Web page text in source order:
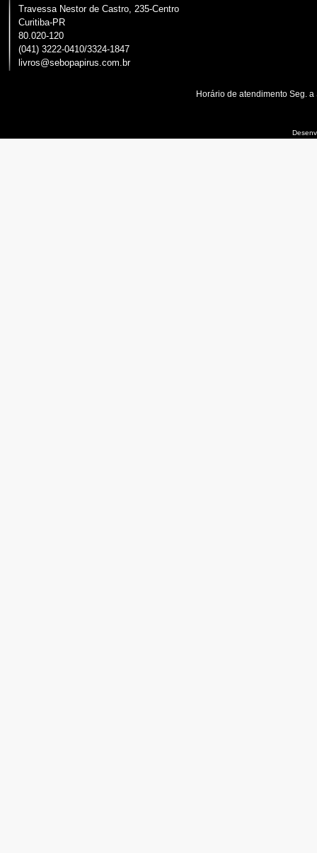
Travessa Nestor de Castro, 235-Centro
Curitiba-PR
80.020-120
(041) 3222-0410/3324-1847
livros@sebopapirus.com.br
Horário de atendimento Seg.